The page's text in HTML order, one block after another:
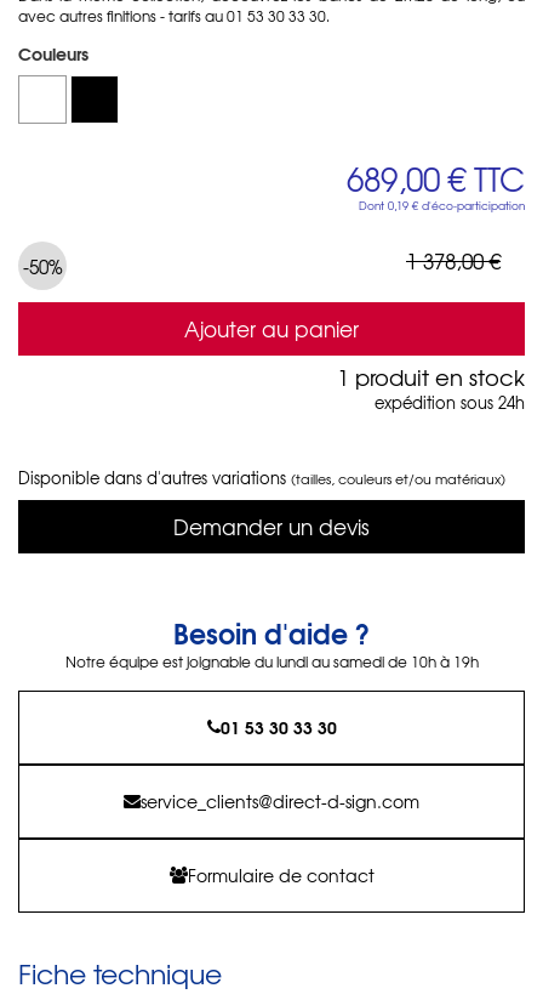
avec autres finitions - tarifs au 01 53 30 33 30.
Couleurs
689,00 €TTC
Dont 0,19 € d'éco-participation
-50% 1 378,00 €
Ajouter au panier
1 produit en stock
expédition sous 24h
Disponible dans d'autres variations (tailles, couleurs et/ou matériaux)
Demander un devis
Besoin d'aide ?
Notre équipe est joignable du lundi au samedi de 10h à 19h
01 53 30 33 30
service_clients@direct-d-sign.com
Formulaire de contact
Fiche technique